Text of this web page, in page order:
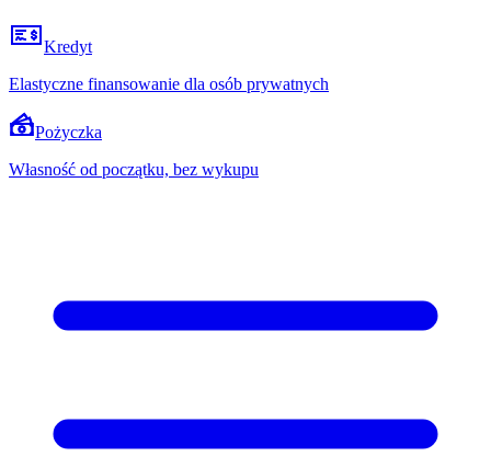
Kredyt
Elastyczne finansowanie dla osób prywatnych
Pożyczka
Własność od początku, bez wykupu